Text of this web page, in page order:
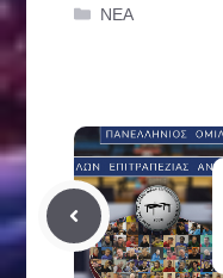
Categories
ΝΕΑ